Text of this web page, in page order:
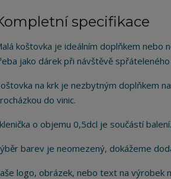
specifikace
koštovka je ideálním doplňkem
jako dárek při návštěvě
na krk je nezbytným doplňkem
do vinic.
o objemu 0,5dcl je součástí balení.
barev je neomezený, dokážeme
logo, obrázek, nebo text na výrobek